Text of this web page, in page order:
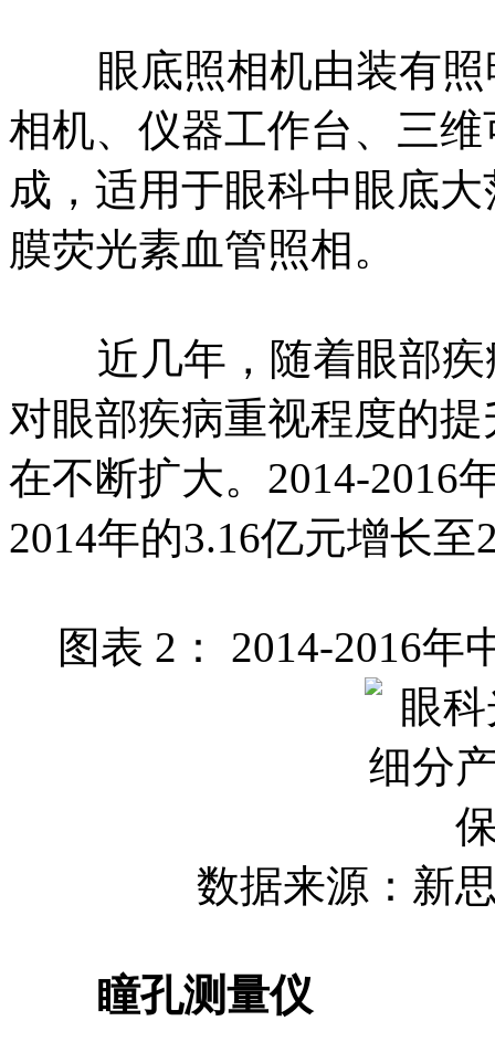
眼底照相机由装有照
相机、仪器工作台、三
成，适用于眼科中眼底
膜荧光素血管照相。
近几年，随着眼部疾
对眼部疾病重视程度的
在不断扩大。2014-2016
2014年的3.16亿元增长至
图表 2： 2014-2016
数据来源：新
瞳孔测量仪